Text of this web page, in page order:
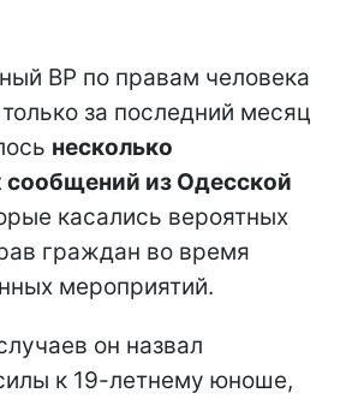
ВР по правам человека
за последний месяц
несколько
сообщений из Одесской
касались вероятных
граждан во время
мероприятий.
он назвал
к 19-летнему юноше,